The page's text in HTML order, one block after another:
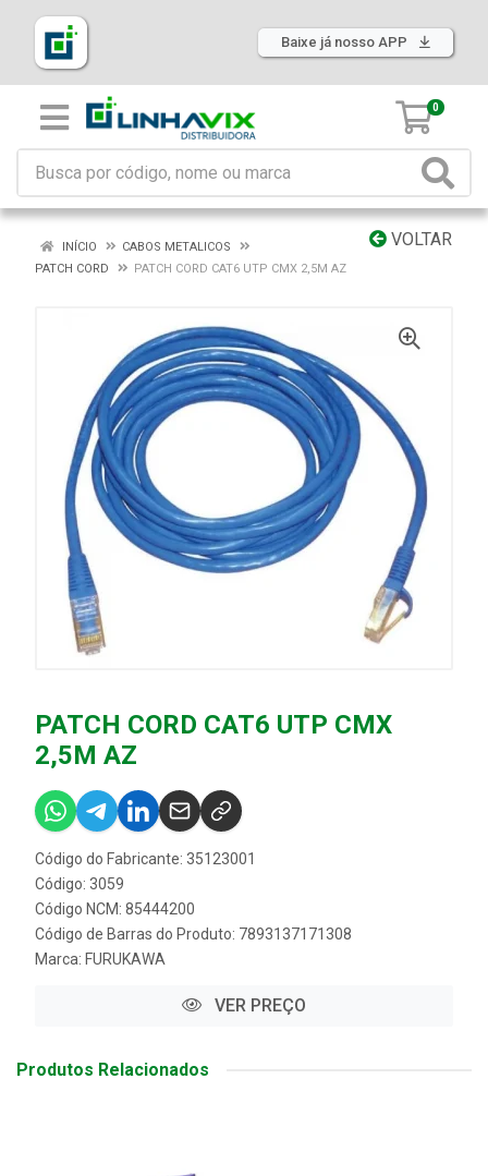
Baixe já nosso APP
0
VOLTAR
INÍCIO
CABOS METALICOS
PATCH CORD
PATCH CORD CAT6 UTP CMX 2,5M AZ
PATCH CORD CAT6 UTP CMX
2,5M AZ
Código do Fabricante: 35123001
Código: 3059
Código NCM: 85444200
Código de Barras do Produto: 7893137171308
Marca: FURUKAWA
VER PREÇO
Produtos Relacionados